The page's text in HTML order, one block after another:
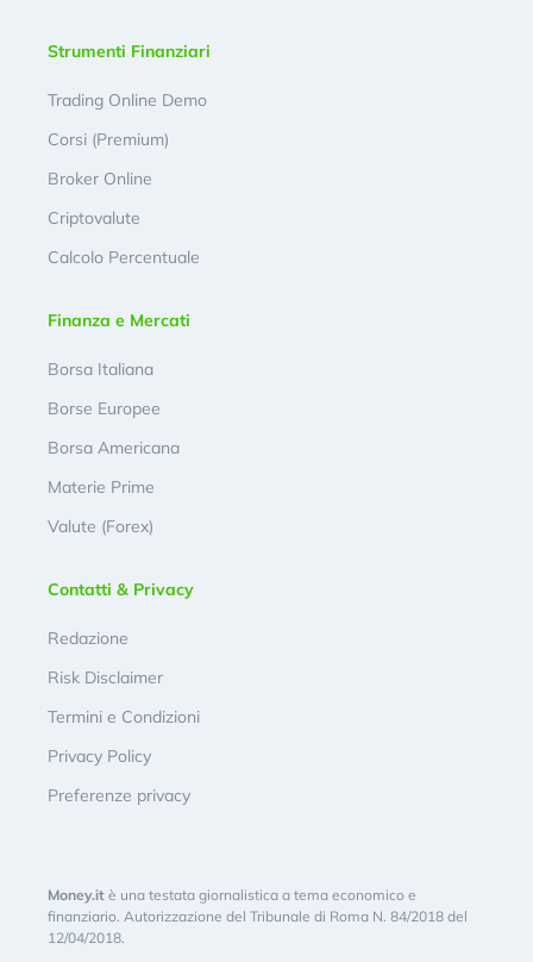
Strumenti Finanziari
Trading Online Demo
Corsi (Premium)
Broker Online
Criptovalute
Calcolo Percentuale
Finanza e Mercati
Borsa Italiana
Borse Europee
Borsa Americana
Materie Prime
Valute (Forex)
Contatti & Privacy
Redazione
Risk Disclaimer
Termini e Condizioni
Privacy Policy
Preferenze privacy
Money.it è una testata giornalistica a tema economico e
finanziario. Autorizzazione del Tribunale di Roma N. 84/2018 del
12/04/2018.